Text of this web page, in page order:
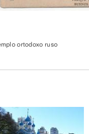
ortodoxo ruso